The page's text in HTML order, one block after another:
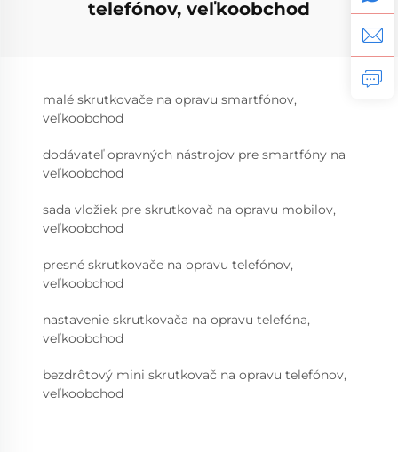
telefónov, veľkoobchod
malé skrutkovače na opravu smartfónov,
veľkoobchod
dodávateľ opravných nástrojov pre smartfóny na
veľkoobchod
sada vložiek pre skrutkovač na opravu mobilov,
veľkoobchod
presné skrutkovače na opravu telefónov,
veľkoobchod
nastavenie skrutkovača na opravu telefóna,
veľkoobchod
bezdrôtový mini skrutkovač na opravu telefónov,
veľkoobchod